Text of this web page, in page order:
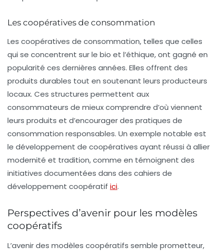
Les coopératives de consommation
Les coopératives de consommation, telles que celles
qui se concentrent sur le bio et l’éthique, ont gagné en
popularité ces dernières années. Elles offrent des
produits durables tout en soutenant leurs producteurs
locaux. Ces structures permettent aux
consommateurs de mieux comprendre d’où viennent
leurs produits et d’encourager des pratiques de
consommation responsables. Un exemple notable est
le développement de coopératives ayant réussi à allier
modernité et tradition, comme en témoignent des
initiatives documentées dans des cahiers de
développement coopératif ici.
Perspectives d’avenir pour les modèles
coopératifs
L’avenir des modèles coopératifs semble prometteur,